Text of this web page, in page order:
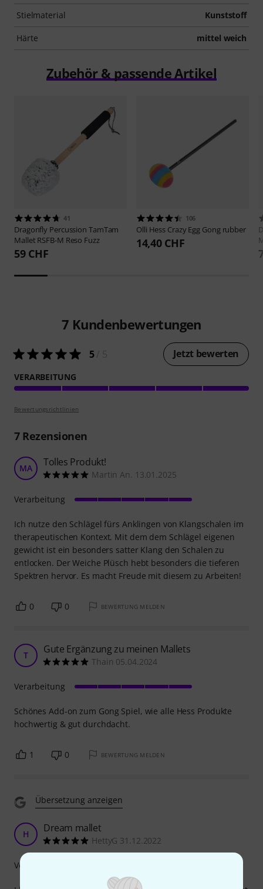
Stielmaterial Kunststoff
Härte mittel weich
Zubehör & passende Artikel
41
Dragonfly Percussion TamTam
Mallet RSFB-M Reso Fuzz
59 CHF
106
Olli Hess Crazy Egg Gong rubber
14,40 CHF
7 Kundenbewertungen
5/ 5 Jetzt bewerten
VERARBEITUNG
Bewertungsrichtlinien
7Rezensionen
MA Tolles Produkt!
Martin An. 13.01.2025
Ich nutze den Schlägel fürs Anklingen von Klangschalen im
therapeutischen Kontext. Mit dem dem Schlägel eigenen
gewicht ist ein besonders satter Klang den Schalen zu
entlocken. Der Weiche Plüsch hebt besonders die tieferen
Spektren hervor. Es macht Freude mit diesem zu Arbeiten!
Verarbeitung
0 0 BEWERTUNG MELDEN
T Gute Ergänzung zu meinen Mallets
Thain 05.04.2024
Schönes Add-on zum Gong Spiel, wie alle Hess Produkte
hochwertig & gut durchdacht.
Verarbeitung
1 0 BEWERTUNG MELDEN
Übersetzung anzeigen
H Dream mallet
HettyG 31.12.2022
Verarbeitung